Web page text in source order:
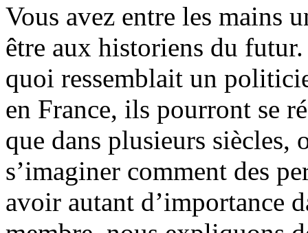
Vous avez entre les mains
être aux historiens du
quoi ressemblait un
en France, ils pourront se
que dans plusieurs siècles,
s’imaginer comment des
avoir autant d’importance